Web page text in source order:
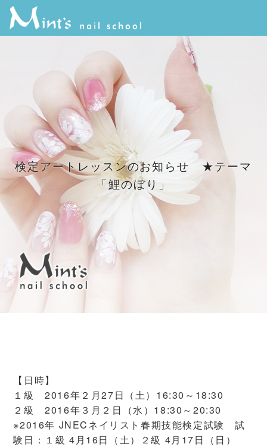
検定アートレッスンのお知らせ ★テーマ
「鯉のぼり」
【日時】
１級 2016年２月27日（土）16:30～18:30
２級 2016年３月２日（水）18:30～20:30
※2016年 JNECネイリスト春期技能検定試験 試
験日：１級 4月16日（土）２級 4月17日（日）